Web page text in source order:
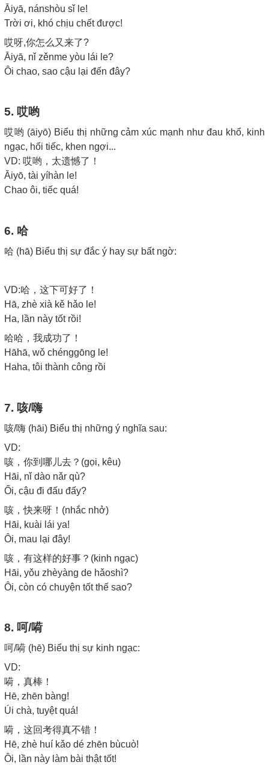
Āiyā, nánshòu sǐ le!
Trời ơi, khó chịu chết được!
哎呀,你怎么又来了?
Āiyā, nǐ zěnme yòu lái le?
Ôi chao, sao cậu lại đến đây?
5. 哎哟
哎哟 (āiyō) Biểu thị những cảm xúc mạnh như đau khổ, kinh
ngạc, hối tiếc, khen ngợi...
VD: 哎哟，太遗憾了！
Āiyō, tài yíhàn le!
Chao ôi, tiếc quá!
6. 哈
哈 (hā) Biểu thị sự đắc ý hay sự bất ngờ:
VD:哈，这下可好了！
Hā, zhè xià kě hǎo le!
Ha, lần này tốt rồi!
哈哈，我成功了！
Hāhā, wǒ chénggōng le!
Haha, tôi thành công rồi
7. 咳/嗨
咳/嗨 (hāi) Biểu thị những ý nghĩa sau:
VD:
咳，你到哪儿去？(gọi, kêu)
Hāi, nǐ dào nǎr qù?
Ối, cậu đi đấu đấy?
咳，快来呀！(nhắc nhở)
Hāi, kuài lái ya!
Ôi, mau lại đây!
咳，有这样的好事？(kinh ngạc)
Hāi, yǒu zhèyàng de hǎoshì?
Ôi, còn có chuyện tốt thế sao?
8. 呵/嗬
呵/嗬 (hē) Biểu thị sự kinh ngạc:
VD:
嗬，真棒！
Hē, zhēn bàng!
Úi chà, tuyệt quá!
嗬，这回考得真不错！
Hē, zhè huí kǎo dé zhēn bùcuò!
Ôi, lần này làm bài thật tốt!